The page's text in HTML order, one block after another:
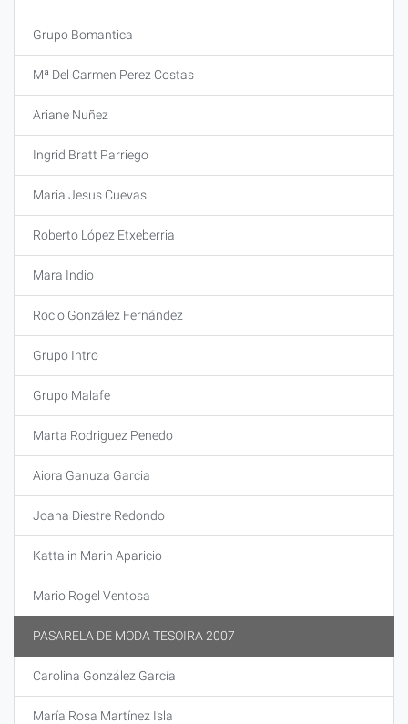
Grupo Bomantica
Mª Del Carmen Perez Costas
Ariane Nuñez
Ingrid Bratt Parriego
Maria Jesus Cuevas
Roberto López Etxeberria
Mara Indio
Rocio González Fernández
Grupo Intro
Grupo Malafe
Marta Rodriguez Penedo
Aiora Ganuza Garcia
Joana Diestre Redondo
Kattalin Marin Aparicio
Mario Rogel Ventosa
PASARELA DE MODA TESOIRA 2007
Carolina González García
María Rosa Martínez Isla